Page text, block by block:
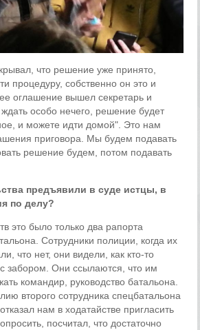
что решение уже принято,
процедуру, собственно он это и
оглашение вышел секретарь и
ждать особо нечего, решение будет
и можете идти домой". Это нам
приговора. Мы будем подавать
решение будем, потом подавать
предъявили в суде истцы, в
по делу?
это было только два рапорта
Сотрудники полиции, когда их
что нет, они видели, как кто-то
забором. Они ссылаются, что им
командир, руководство батальона.
второго сотрудника спецбатальона
нам в ходатайстве пригласить
посчитал, что достаточно